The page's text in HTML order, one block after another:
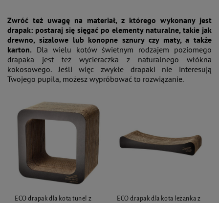
Zwróć też uwagę na materiał, z którego wykonany jest
drapak: postaraj się sięgać po elementy naturalne, takie jak
drewno, sizalowe lub konopne sznury czy maty, a także
karton. Dla wielu kotów świetnym rodzajem poziomego
drapaka jest też wycieraczka z naturalnego włókna
kokosowego. Jeśli więc zwykłe drapaki nie interesują
Twojego pupila, możesz wypróbować to rozwiązanie.
ECO drapak dla kota tunel z
ECO drapak dla kota leżanka z